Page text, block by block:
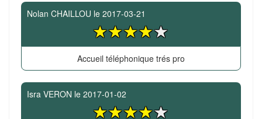
Nolan CHAILLOU le 2017-03-21
Accueil téléphonique trés pro
Isra VERON le 2017-01-02